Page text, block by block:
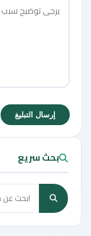
إرسال التبليغ
بحث سريع